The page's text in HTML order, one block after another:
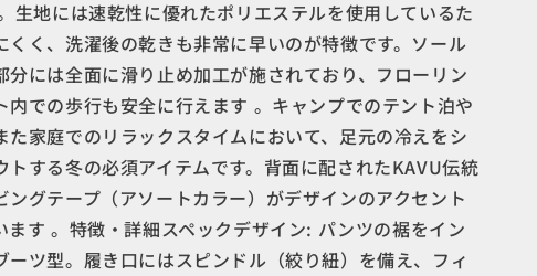
生地には速乾性に優れたポリエステルを使用しているた
くく、洗濯後の乾きも非常に早いのが特徴です。​ ソール
分には全面に滑り止め加工が施されており、フローリン
内での歩行も安全に行えます 。キャンプでのテント泊や
た家庭でのリラックスタイムにおいて、足元の冷えをシ
トする冬の必須アイテムです。背面に配されたKAVU伝統
ングテープ（アソートカラー）がデザインのアクセント
ます 。​ 特徴・詳細スペック​ デザイン: パンツの裾をイン
ーツ型。履き口にはスピンドル（絞り紐）を備え、フィ